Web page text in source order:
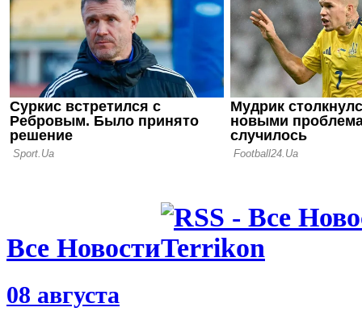
Кака:
менее
17.09.22 09:43
ФИФА
участии
на ЧМ
Все Новости
08 августа